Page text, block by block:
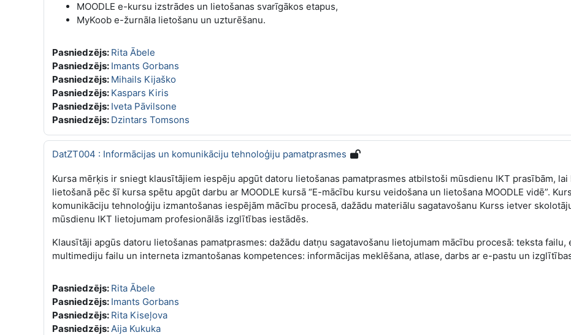
MOODLE e-kursu izstrādes un lietošanas svarīgākos etapus,
MyKoob e-žurnāla lietošanu un uzturēšanu.
Pasniedzējs: Rita Ābele
Pasniedzējs: Imants Gorbans
Pasniedzējs: Mihails Kijaško
Pasniedzējs: Kaspars Kiris
Pasniedzējs: Iveta Pāvilsone
Pasniedzējs: Dzintars Tomsons
DatZT004 : Informācijas un komunikāciju tehnoloģiju pamatprasmes
Kursa mērķis ir sniegt klausītājiem iespēju apgūt datoru lietošanas pamatprasmes atbilstoši mūsdienu IKT prasībām,
lietošanā pēc šī kursa spētu apgūt darbu ar MOODLE kursā “E-mācību kursu veidošana un lietošana MOODLE vidē”.
komunikāciju tehnoloģiju izmantošanas iespējām mācību procesā, dažādu materiālu sagatavošanu Kurss ietver
mūsdienu IKT lietojumam profesionālās izglītības iestādēs.
Klausītāji apgūs datoru lietošanas pamatprasmes: dažādu datņu sagatavošanu lietojumam mācību procesā: teksta
multimediju failu un interneta izmantošanas kompetences: informācijas meklēšana, atlase, darbs ar e-pastu un
Pasniedzējs: Rita Ābele
Pasniedzējs: Imants Gorbans
Pasniedzējs: Rita Kiseļova
Pasniedzējs:Aija Kukuka